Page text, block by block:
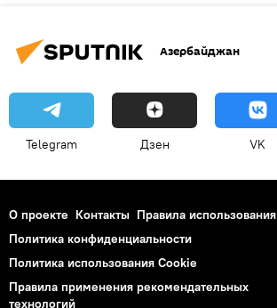
Азербайджан
Telegram Дзен VK
О проекте Контакты Правила использования
Политика конфиденциальности
Политика использования Cookie
Правила применения рекомендательных
технологий